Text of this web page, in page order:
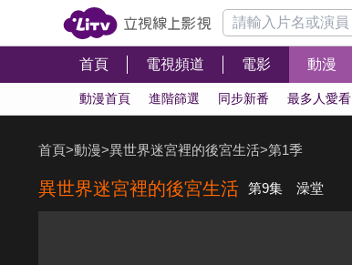
首頁 電視頻道 電影 動漫
動漫首頁 進階篩選 同步新番 最多人愛看
首頁>動漫>異世界迷宮裡的後宮生活>第1季
異世界迷宮裡的後宮生活 第9集 澡堂